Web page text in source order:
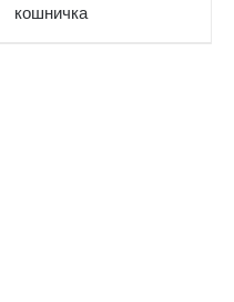
кошничка